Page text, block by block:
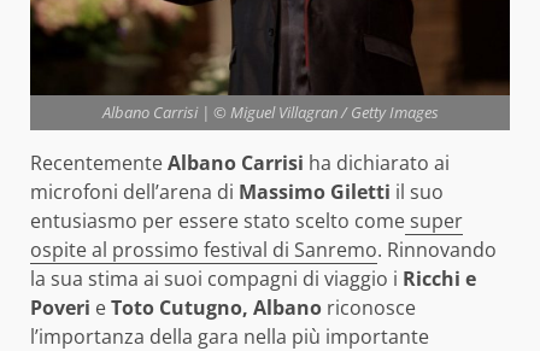
Albano Carrisi | © Miguel Villagran / Getty Images
RecentementeAlbano Carrisi ha dichiarato ai
microfoni dell’arena di Massimo Giletti il suo
entusiasmo per essere stato scelto comesuper
ospite al prossimo festival di Sanremo. Rinnovando
la sua stima ai suoi compagni di viaggio i Ricchi e
Poveri eToto Cutugno, Albano riconosce
l’importanza della gara nella più importante